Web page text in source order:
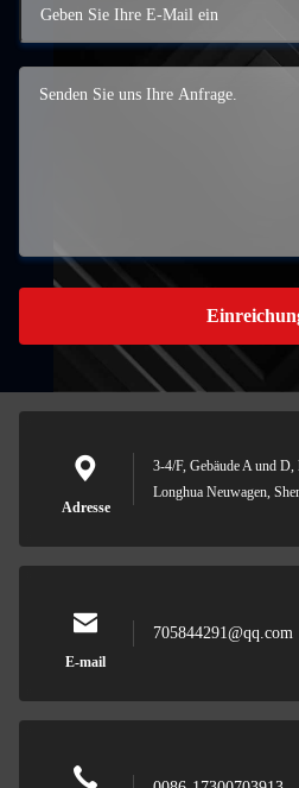
Adresse
3-4/F, Gebäude A und D,
Longhua Neuwagen,
E-mail
705844291@qq.com